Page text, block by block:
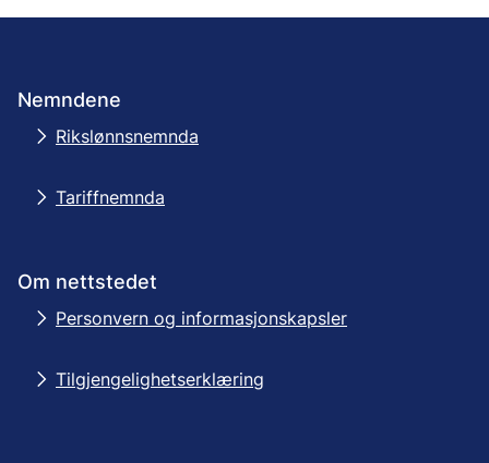
Nemndene
Rikslønnsnemnda
Tariffnemnda
Om nettstedet
Personvern og informasjonskapsler
Tilgjengelighetserklæring